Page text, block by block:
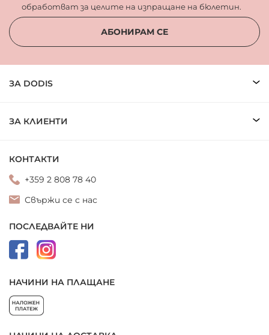
обработват за целите на изпращане на бюлетин.
АБОНИРАМ СЕ
ЗА DODIS
ЗА КЛИЕНТИ
КОНТАКТИ
+359 2 808 78 40
Свържи се с нас
ПОСЛЕДВАЙТЕ НИ
НАЧИНИ НА ПЛАЩАНЕ